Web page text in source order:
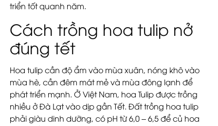
triển tốt quanh năm.
Cách trồng hoa tulip nở
đúng tết
Hoa tulip cần độ ẩm vào mùa xuân, nóng khô vào
mùa hè, cần đêm mát mẻ và mùa đông lạnh để
phát triển mạnh. Ở Việt Nam, hoa Tulip được trồng
nhiều ở Đà Lạt vào dịp gần Tết. Đất trồng hoa tulip
phải giàu dinh dưỡng, có pH từ 6,0 – 6,5 để củ hoa